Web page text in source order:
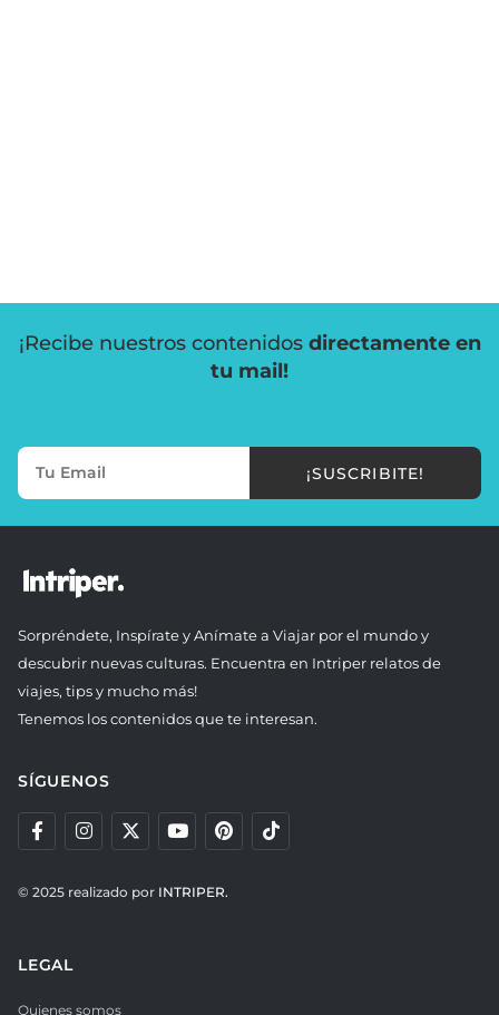
¡Recibe nuestros contenidos directamente en
tu mail!
¡SUSCRIBITE!
Sorpréndete, Inspírate y Anímate a Viajar por el mundo y
descubrir nuevas culturas. Encuentra en Intriper relatos de
viajes, tips y mucho más!
Tenemos los contenidos que te interesan.
SÍGUENOS
© 2025 realizado por INTRIPER.
LEGAL
Quienes somos